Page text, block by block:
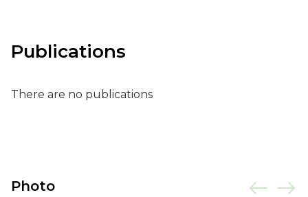
Publications
There are no publications
Photo